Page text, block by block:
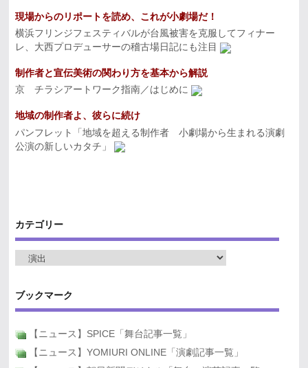
現場からのリポートを読め、これが小劇場だ！
横浜フリンジフェスティバルが台風被害を克服してフィナー
レ、大西プロデューサーの稽古場日記にも注目
制作者と宣伝美術の関わり方を基本から解説
京 チラシアートワーク指南／はじめに
地域の制作者よ、彼らに続け
パンフレット「地域を超える制作者 小劇場から生まれる演劇
公演の新しいカタチ」
カテゴリー
ブックマーク
【ニュース】SPICE「舞台記事一覧」
【ニュース】YOMIURI ONLINE「演劇記事一覧」